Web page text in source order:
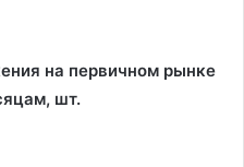
на первичном рынке
шт.